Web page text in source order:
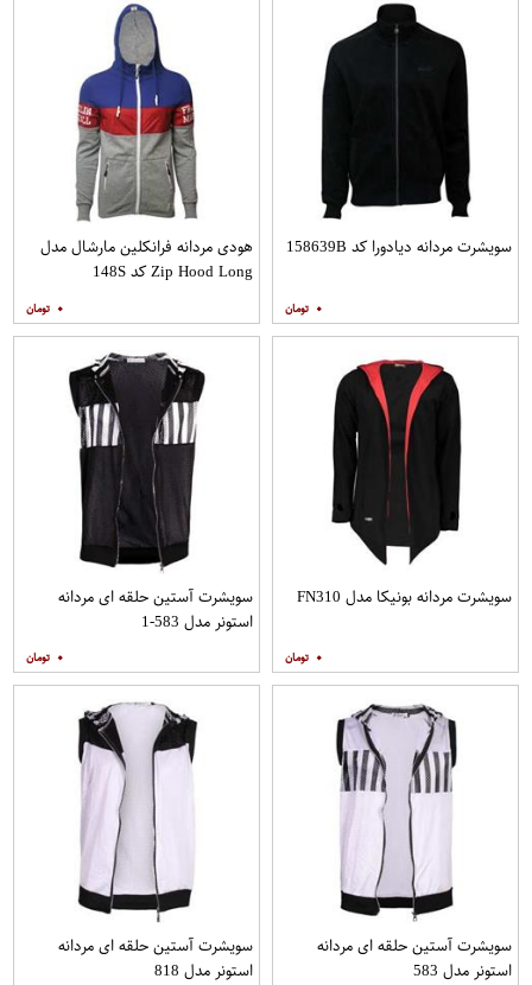
سویشرت مردانه دیادورا کد 158639B
۰
هودی مردانه فرانکلین مارشال مدل
Zip Hood Long کد 148S
۰
سویشرت مردانه بونیکا مدل FN310
۰
سویشرت آستین حلقه ای مردانه
استونر مدل 583-1
۰
سویشرت آستین حلقه ای مردانه
استونر مدل 583
سویشرت آستین حلقه ای مردانه
استونر مدل 818